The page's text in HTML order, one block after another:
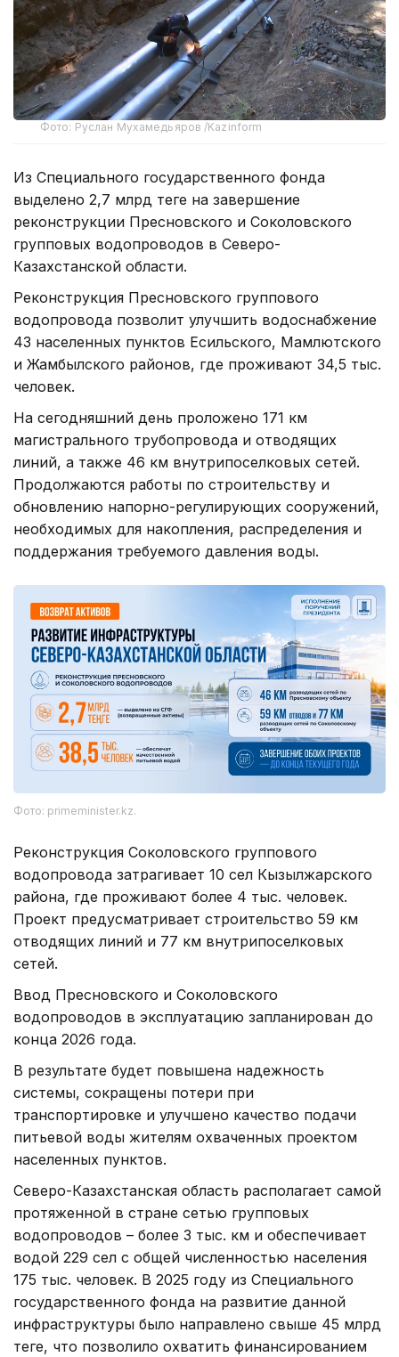
Фото: Руслан Мухамедьяров /Kazinform
Из Специального государственного фонда
выделено 2,7 млрд теңге на завершение
реконструкции Пресновского и Соколовского
групповых водопроводов в Северо-
Казахстанской области.
Реконструкция Пресновского группового
водопровода позволит улучшить водоснабжение
43 населенных пунктов Есильского, Мамлютского
и Жамбылского районов, где проживают 34,5 тыс.
человек.
На сегодняшний день проложено 171 км
магистрального трубопровода и отводящих
линий, а также 46 км внутрипоселковых сетей.
Продолжаются работы по строительству и
обновлению напорно-регулирующих сооружений,
необходимых для накопления, распределения и
поддержания требуемого давления воды.
Фото: primeminister.kz.
Реконструкция Соколовского группового
водопровода затрагивает 10 сел Кызылжарского
района, где проживают более 4 тыс. человек.
Проект предусматривает строительство 59 км
отводящих линий и 77 км внутрипоселковых
сетей.
Ввод Пресновского и Соколовского
водопроводов в эксплуатацию запланирован до
конца 2026 года.
В результате будет повышена надежность
системы, сокращены потери при
транспортировке и улучшено качество подачи
питьевой воды жителям охваченных проектом
населенных пунктов.
Северо-Казахстанская область располагает самой
протяженной в стране сетью групповых
водопроводов – более 3 тыс. км и обеспечивает
водой 229 сел с общей численностью населения
175 тыс. человек. В 2025 году из Специального
государственного фонда на развитие данной
инфраструктуры было направлено свыше 45 млрд
теңге, что позволило охватить финансированием